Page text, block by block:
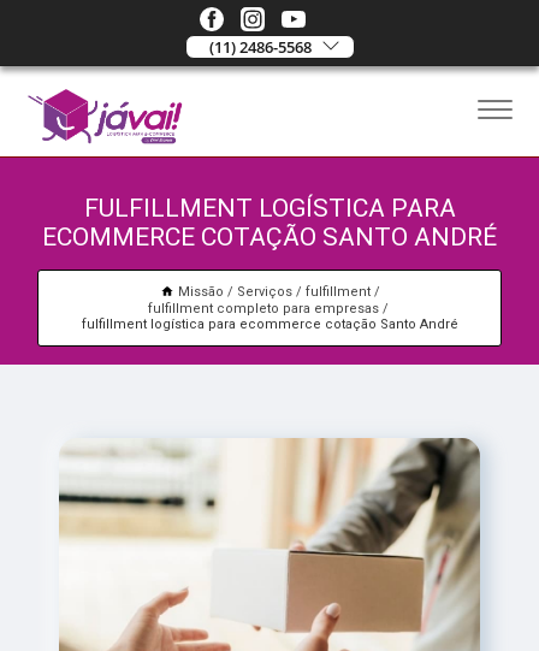
(11) 2486-5568
FULFILLMENT LOGÍSTICA PARA
ECOMMERCE COTAÇÃO SANTO ANDRÉ
Missão Serviços
fulfillment
fulfillment completo para empresas
fulfillment logística para ecommerce cotação Santo André